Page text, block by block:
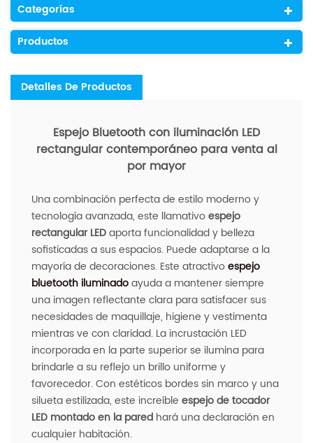
Categorías
Productos
Detalles De Productos
Espejo Bluetooth con iluminación LED
rectangular contemporáneo para venta al
por mayor
Una combinación perfecta de estilo moderno y
tecnología avanzada, este llamativoespejo
rectangular LEDaporta funcionalidad y belleza
sofisticadas a sus espacios. Puede adaptarse a la
mayoría de decoraciones. Este atractivoespejo
bluetooth iluminadoayuda a mantener siempre
una imagen reflectante clara para satisfacer sus
necesidades de maquillaje, higiene y vestimenta
mientras ve con claridad. La incrustación LED
incorporada en la parte superior se ilumina para
brindarle a su reflejo un brillo uniforme y
favorecedor. Con estéticos bordes sin marco y una
silueta estilizada, este increíble espejo de tocador
LED montado en la pared hará una declaración en
cualquier habitación.